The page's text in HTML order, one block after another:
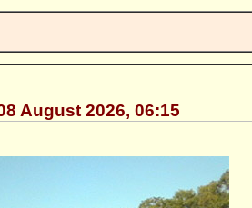
August 2026, 06:15